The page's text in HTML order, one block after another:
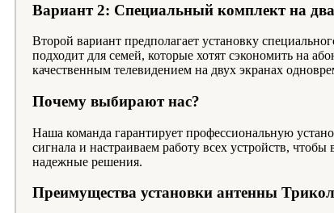
Вариант 2: Специальный комплект на два
Второй вариант предполагает установку
подходит для семей, которые хотят сэкономить на
качественным телевидением на двух экранах
Почему выбирают нас?
Наша команда гарантирует профессиональную
сигнала и настраиваем работу всех устройств,
надежные решения.
Преимущества установки антенны